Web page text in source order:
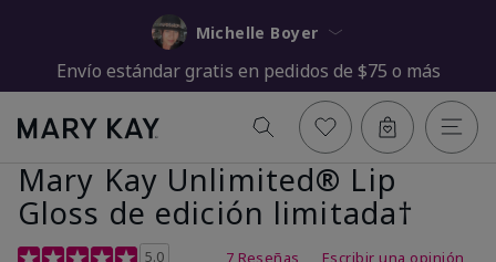
Michelle Boyer
Envío estándar gratis en pedidos de $75 o más
Mary Kay Unlimited® Lip
Gloss de edición limitada†
Calificación de clientes de 5 de 5
5.0 7 Reseñas Escribir una opinión